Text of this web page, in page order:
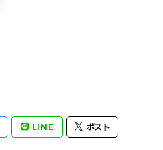
LINE ポスト